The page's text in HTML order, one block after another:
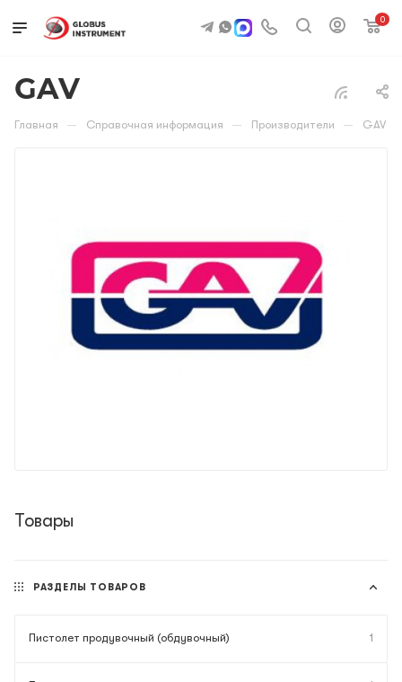
0
GAV
Главная — Справочная информация — Производители — GAV
Товары
РАЗДЕЛЫ ТОВАРОВ
Пистолет продувочный (обдувочный) 1